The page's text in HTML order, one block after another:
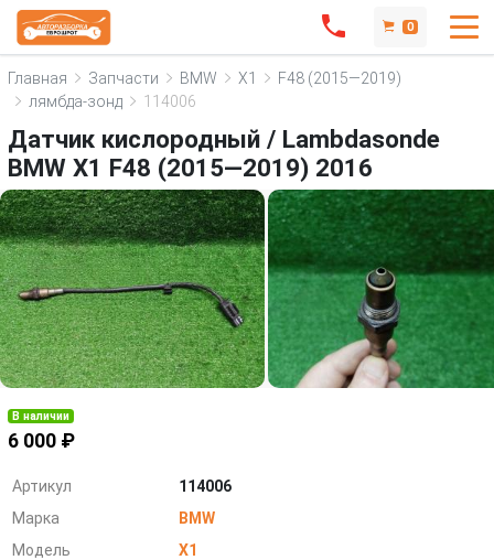
0
Главная Запчасти BMW X1
F48 (2015—2019)
лямбда-зонд
114006
Датчик кислородный / Lambdasonde
BMW X1 F48 (2015—2019) 2016
В наличии
6 000 ₽
Артикул
114006
Марка
BMW
Модель
X1